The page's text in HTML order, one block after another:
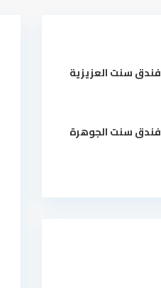
فندق سنت العزيزية
فندق سنت الجوهرة